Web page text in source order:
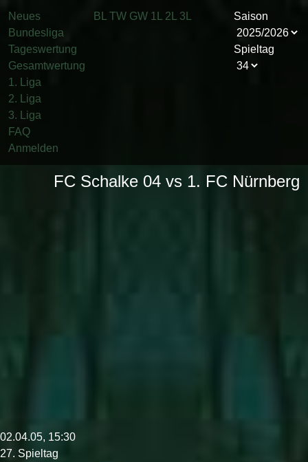
Neues
Bundesliga
Tageswertung
Gesamtwertung
1. Liga
2. Liga
3. Liga
FAQ
Anmelden
BL TW GW 1L 2L 3L Saison
Spieltag
FC Schalke 04 vs 1. FC Nürnberg
02.04.05, 15:30
27. Spieltag